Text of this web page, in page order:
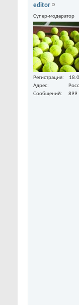
editor
Супер-модератор
Регистрация
Адрес
Сообщений
899